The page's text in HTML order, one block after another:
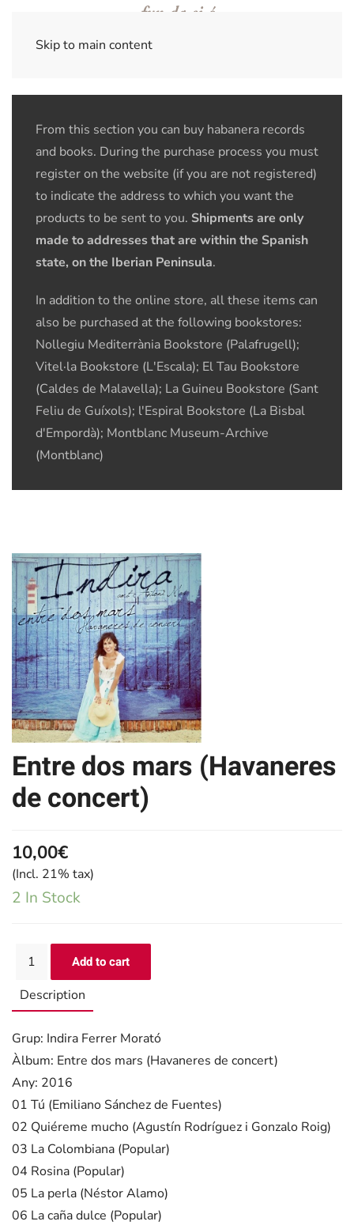
Skip to main content
From this section you can buy habanera records
and books. During the purchase process you must
register on the website (if you are not registered)
to indicate the address to which you want the
products to be sent to you. Shipments are only
made to addresses that are within the Spanish
state, on the Iberian Peninsula.
In addition to the online store, all these items can
also be purchased at the following bookstores:
Nollegiu Mediterrània Bookstore (Palafrugell);
Vitel·la Bookstore (L'Escala); El Tau Bookstore
(Caldes de Malavella); La Guineu Bookstore (Sant
Feliu de Guíxols); l'Espiral Bookstore (La Bisbal
d'Empordà); Montblanc Museum-Archive
(Montblanc)
Entre dos mars (Havaneres
de concert)
10,00€
(Incl. 21% tax)
2 In Stock
Description
Grup: Indira Ferrer Morató
Àlbum: Entre dos mars (Havaneres de concert)
Any: 2016
01 Tú (Emiliano Sánchez de Fuentes)
02 Quiéreme mucho (Agustín Rodríguez i Gonzalo Roig)
03 La Colombiana (Popular)
04 Rosina (Popular)
05 La perla (Néstor Alamo)
06 La caña dulce (Popular)